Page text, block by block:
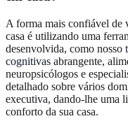
A forma mais confiável de
casa é utilizando uma
desenvolvida, como nosso
cognitivas abrangente,
neuropsicólogos e
detalhado sobre vários
executiva, dando-lhe uma
conforto da sua casa.